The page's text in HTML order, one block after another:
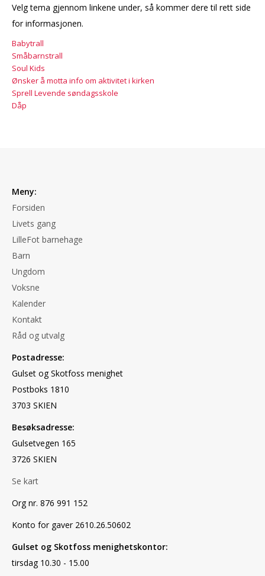
Velg tema gjennom linkene under, så kommer dere til rett side
for informasjonen.
Babytrall
Småbarnstrall
Soul Kids
Ønsker å motta info om aktivitet i kirken
Sprell Levende søndagsskole
Dåp
Meny:
Forsiden
Livets gang
LilleFot barnehage
Barn
Ungdom
Voksne
Kalender
Kontakt
Råd og utvalg
Postadresse:
Gulset og Skotfoss menighet
Postboks 1810
3703 SKIEN
Besøksadresse:
Gulsetvegen 165
3726 SKIEN
Se kart
Org nr. 876 991 152
Konto for gaver 2610.26.50602
Gulset og Skotfoss menighetskontor:
tirsdag 10.30 - 15.00